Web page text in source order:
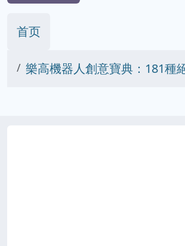
首页
樂高機器人創意寶典：181種